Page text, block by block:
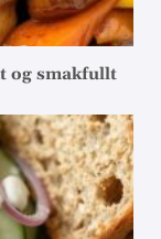
og smakfullt